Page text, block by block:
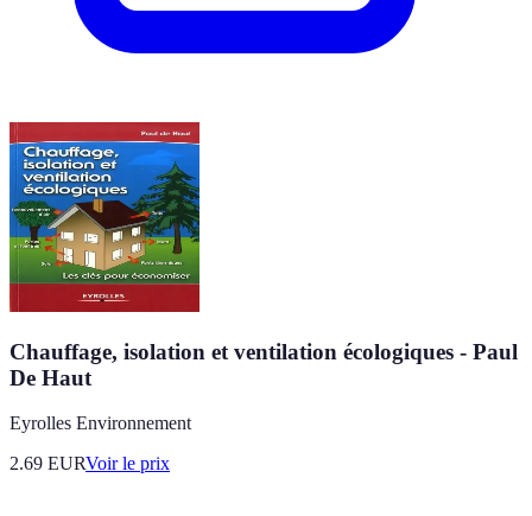
Chauffage, isolation et ventilation écologiques - Paul
De Haut
Eyrolles Environnement
2.69 EURVoir le prix